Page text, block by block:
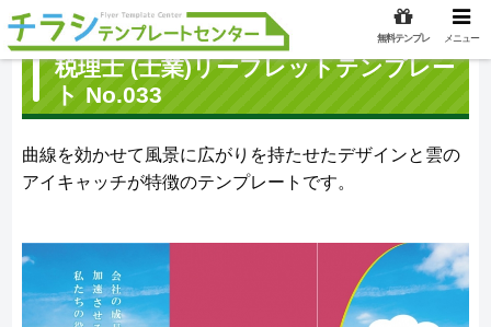
税理士 (士業)リーフレットテンプレー
ト No.033
曲線を効かせて風景に広がりを持たせたデザインと雲の
アイキャッチが特徴のテンプレートです。
無料テンプレ メニュー